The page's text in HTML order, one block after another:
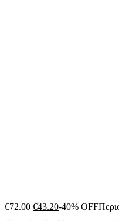
€72.00 Original
€43.20Η
-40% OFF